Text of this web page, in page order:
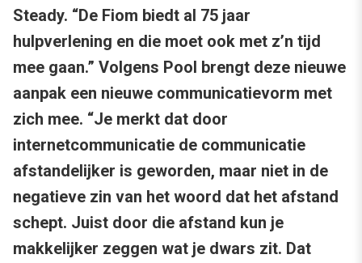
Steady. “De Fiom biedt al 75 jaar
hulpverlening en die moet ook met z’n tijd
mee gaan.” Volgens Pool brengt deze nieuwe
aanpak een nieuwe communicatievorm met
zich mee. “Je merkt dat door
internetcommunicatie de communicatie
afstandelijker is geworden, maar niet in de
negatieve zin van het woord dat het afstand
schept. Juist door die afstand kun je
makkelijker zeggen wat je dwars zit. Dat